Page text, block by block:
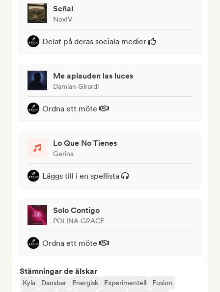
Señal
NoxIV
Delat på deras sociala medier
Me aplauden las luces
Damian Girardi
Ordna ett möte
Lo Que No Tienes
Gerina
Läggs till i en spellista
Solo Contigo
POLINA GRACE
Ordna ett möte
Stämningar de älskar
Kyla Dansbar Energisk Experimentell
Fusion